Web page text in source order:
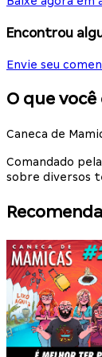
Encontrou
Envie seu
O que
Caneca de
Comandado
sobre diversos